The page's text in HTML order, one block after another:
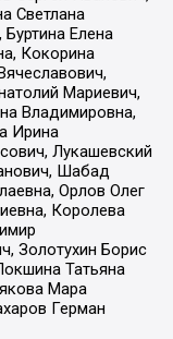
Светлана
Елена
Кокорина
Мариевич,
Владимировна,
Ирина
Лукашевский
Шабад
Орлов Олег
Королева
Золотухин Борис
Татьяна
Мара
Герман